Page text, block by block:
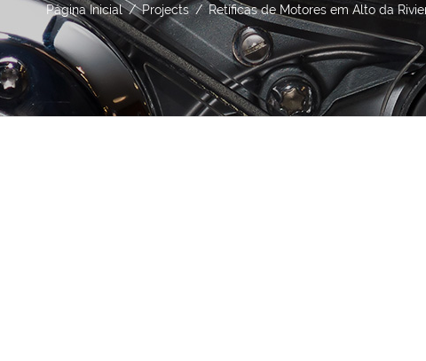
Página Inicial / Projects / Retíficas de Motores em Alto da